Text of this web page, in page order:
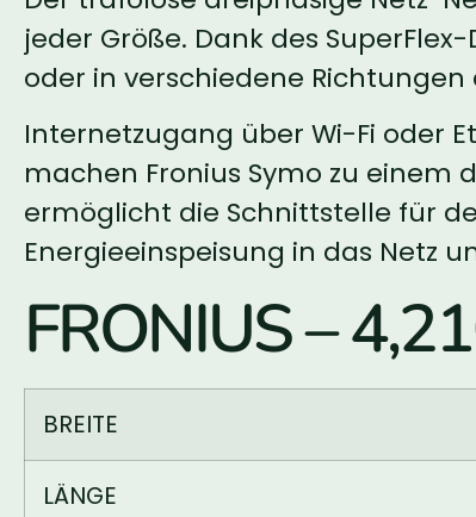
jeder Größe. Dank des
oder in verschiedene
Internetzugang über Wi-Fi oder
machen Fronius Symo zu
ermöglicht die Schnittstelle für
Energieeinspeisung in das Netz
FRONIUS –
BREITE
LÄNGE